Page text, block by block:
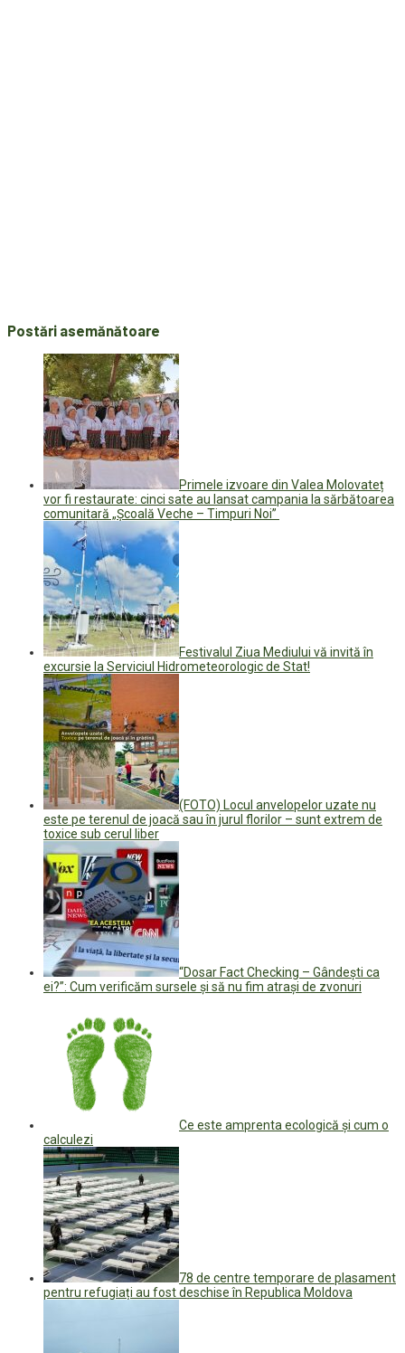
Postări asemănătoare
Primele izvoare din Valea Molovateț
vor fi restaurate: cinci sate au lansat campania la sărbătoarea
comunitară „Școală Veche – Timpuri Noi”
Festivalul Ziua Mediului vă invită în
excursie la Serviciul Hidrometeorologic de Stat!
(FOTO) Locul anvelopelor uzate nu
este pe terenul de joacă sau în jurul florilor – sunt extrem de
toxice sub cerul liber
“Dosar Fact Checking – Gândești ca
ei?”: Cum verificăm sursele şi să nu fim atraşi de zvonuri
Ce este amprenta ecologică și cum o
calculezi
78 de centre temporare de plasament
pentru refugiați au fost deschise în Republica Moldova